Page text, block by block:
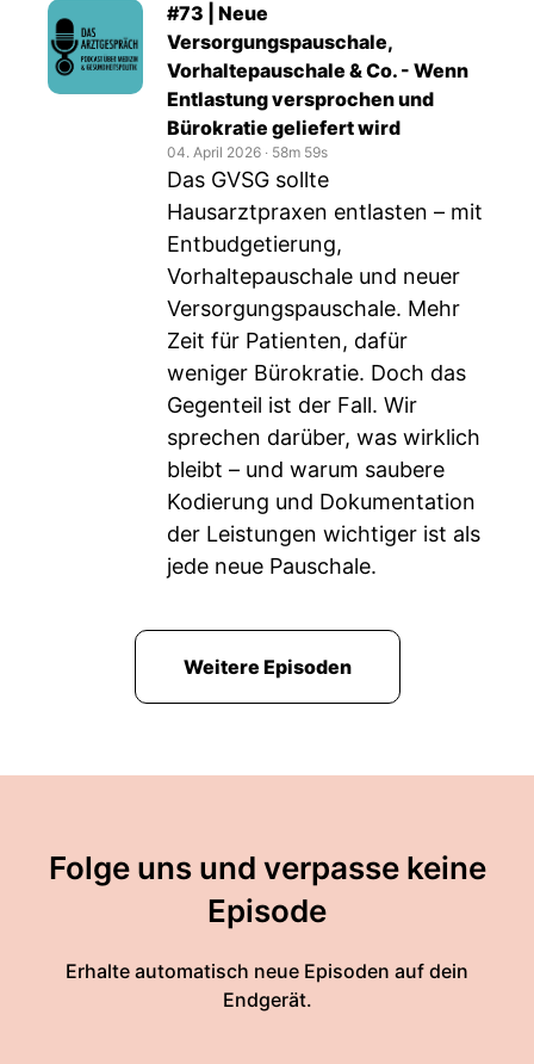
#73 | Neue
Versorgungspauschale,
Vorhaltepauschale & Co. - Wenn
Entlastung versprochen und
Bürokratie geliefert wird
04. April 2026 ‧ 58m 59s
Das GVSG sollte
Hausarztpraxen entlasten – mit
Entbudgetierung,
Vorhaltepauschale und neuer
Versorgungspauschale. Mehr
Zeit für Patienten, dafür
weniger Bürokratie. Doch das
Gegenteil ist der Fall. Wir
sprechen darüber, was wirklich
bleibt – und warum saubere
Kodierung und Dokumentation
der Leistungen wichtiger ist als
jede neue Pauschale.
Weitere Episoden
Folge uns und verpasse keine
Episode
Erhalte automatisch neue Episoden auf dein
Endgerät.